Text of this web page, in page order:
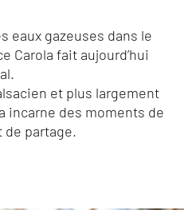
eaux gazeuses dans le
Carola fait aujourd’hui
et plus largement
incarne des moments de
partage.